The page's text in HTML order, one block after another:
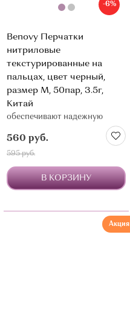
-6%
Benovy Перчатки
нитриловые
текстурированные на
пальцах, цвет черный,
размер М, 50пар, 3.5г,
Китай
обеспечивают надежную
барьерную защиту и удобство
в работе
560 руб.
595 руб.
В КОРЗИНУ
Акция